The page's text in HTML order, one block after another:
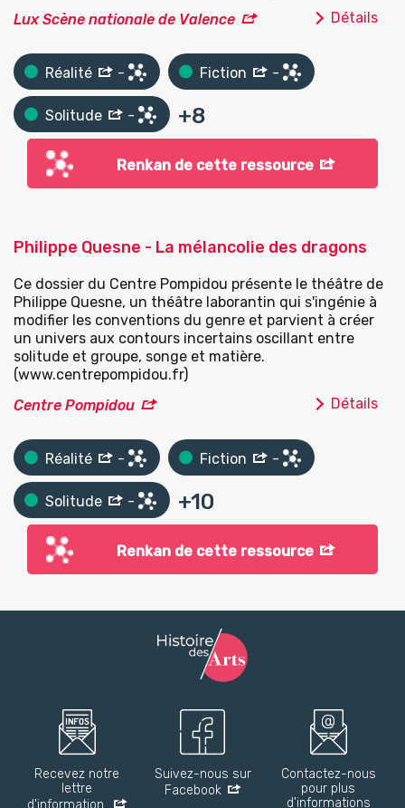
Lux Scène nationale de Valence
Détails
Réalité - Fiction -
Solitude - +8
Renkan de cette ressource
Philippe Quesne - La mélancolie des dragons
Ce dossier du Centre Pompidou présente le théâtre de
Philippe Quesne, un théâtre laborantin qui s'ingénie à
modifier les conventions du genre et parvient à créer
un univers aux contours incertains oscillant entre
solitude et groupe, songe et matière.
(www.centrepompidou.fr)
Centre Pompidou
Détails
Réalité - Fiction -
Solitude - +10
Renkan de cette ressource
Recevez notre
lettre
d'information
Suivez-nous sur
Facebook
Contactez-nous
pour plus
d'informations